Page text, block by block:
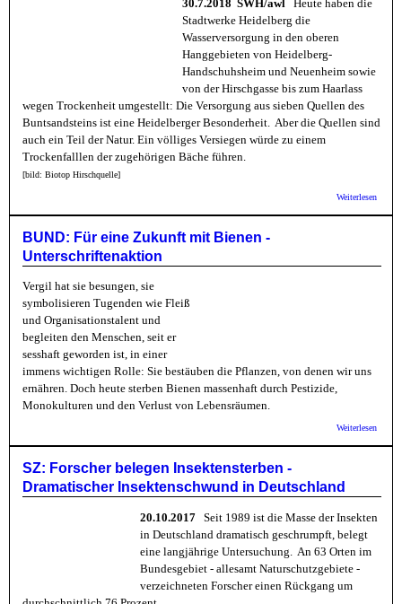
30.7.2018 SWH/awl
Heute haben die
Stadtwerke Heidelberg die
Wasserversorgung in den oberen
Hanggebieten von Heidelberg-
Handschuhsheim und Neuenheim sowie
von der Hirschgasse bis zum Haarlass
wegen Trockenheit umgestellt: Die Versorgung aus sieben Quellen des
Buntsandsteins ist eine Heidelberger Besonderheit. Aber die Quellen sind
auch ein Teil der Natur. Ein völliges Versiegen würde zu einem
Trockenfalllen der zugehörigen Bäche führen.
[bild: Biotop Hirschquelle]
Weiterlesen
haben
BUND: Für eine Zukunft mit Bienen -
Unterschriftenaktion
Vergil hat sie besungen, sie
symbolisieren Tugenden wie Fleiß
und Organisationstalent und
begleiten den Menschen, seit er
sesshaft geworden ist, in einer
immens wichtigen Rolle: Sie bestäuben die Pflanzen, von denen wir uns
ernähren. Doch heute sterben Bienen massenhaft durch Pestizide,
Monokulturen und den Verlust von Lebensräumen.
Weiterlesen
SZ: Forscher belegen Insektensterben -
Dramatischer Insektenschwund in Deutschland
20.10.2017 Seit 1989 ist die Masse der Insekten
in Deutschland dramatisch geschrumpft, belegt
eine langjährige Untersuchung. An 63 Orten im
Bundesgebiet - allesamt Naturschutzgebiete -
verzeichneten Forscher einen Rückgang um